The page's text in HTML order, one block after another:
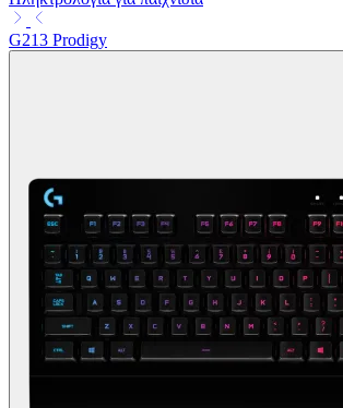
G213 Prodigy